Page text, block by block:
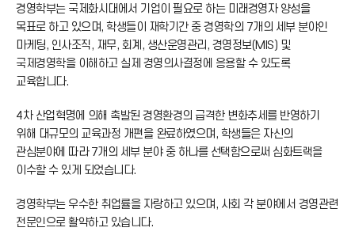
경영학부는 국제화시대에서 기업이 필요로 하는 미래경영자 양성을
목표로 하고 있으며, 학생들이 재학기간 중 경영학의 7개의 세부 분야인
마케팅, 인사조직, 재무, 회계, 생산운영관리, 경영정보(MIS) 및
국제경영학을 이해하고 실제 경영의사결정에 응용할 수 있도록
교육합니다.
4차 산업혁명에 의해 촉발된 경영환경의 급격한 변화추세를 반영하기
위해 대규모의 교육과정 개편을 완료하였으며, 학생들은 자신의
관심분야에 따라 7개의 세부 분야 중 하나를 선택함으로써 심화트랙을
이수할 수 있게 되었습니다.
경영학부는 우수한 취업률을 자랑하고 있으며, 사회 각 분야에서 경영관련
전문인으로 활약하고 있습니다.